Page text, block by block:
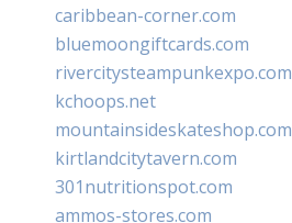
caribbean-corner.com
bluemoongiftcards.com
rivercitysteampunkexpo.com
kchoops.net
mountainsideskateshop.com
kirtlandcitytavern.com
301nutritionspot.com
ammos-stores.com